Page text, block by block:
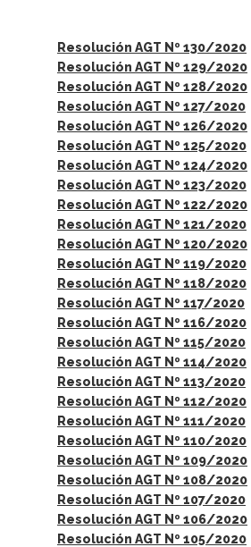
Resolución AGT Nº 130/2020
Resolución AGT Nº 129/2020
Resolución AGT Nº 128/2020
Resolución AGT Nº 127/2020
Resolución AGT Nº 126/2020
Resolución AGT Nº 125/2020
Resolución AGT Nº 124/2020
Resolución AGT Nº 123/2020
Resolución AGT Nº 122/2020
Resolución AGT Nº 121/2020
Resolución AGT Nº 120/2020
Resolución AGT Nº 119/2020
Resolución AGT Nº 118/2020
Resolución AGT Nº 117/2020
Resolución AGT Nº 116/2020
Resolución AGT Nº 115/2020
Resolución AGT Nº 114/2020
Resolución AGT Nº 113/2020
Resolución AGT Nº 112/2020
Resolución AGT Nº 111/2020
Resolución AGT Nº 110/2020
Resolución AGT Nº 109/2020
Resolución AGT Nº 108/2020
Resolución AGT Nº 107/2020
Resolución AGT Nº 106/2020
Resolución AGT Nº 105/2020